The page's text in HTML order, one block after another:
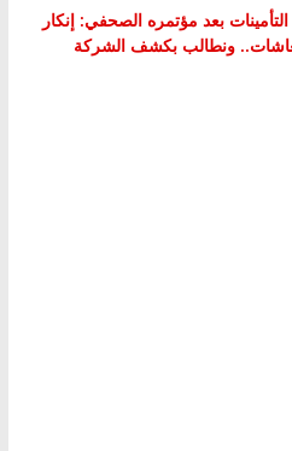
بعد مؤتمره الصحفي: إنكار
ونطالب بكشف الشركة